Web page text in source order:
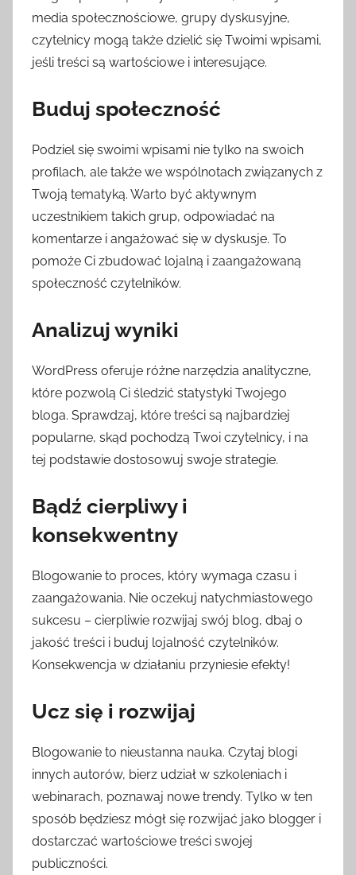
media społecznościowe, grupy dyskusyjne,
czytelnicy mogą także dzielić się Twoimi wpisami,
jeśli treści są wartościowe i interesujące.
Buduj społeczność
Podziel się swoimi wpisami nie tylko na swoich
profilach, ale także we wspólnotach związanych z
Twoją tematyką. Warto być aktywnym
uczestnikiem takich grup, odpowiadać na
komentarze i angażować się w dyskusje. To
pomoże Ci zbudować lojalną i zaangażowaną
społeczność czytelników.
Analizuj wyniki
WordPress oferuje różne narzędzia analityczne,
które pozwolą Ci śledzić statystyki Twojego
bloga. Sprawdzaj, które treści są najbardziej
popularne, skąd pochodzą Twoi czytelnicy, i na
tej podstawie dostosowuj swoje strategie.
Bądź cierpliwy i
konsekwentny
Blogowanie to proces, który wymaga czasu i
zaangażowania. Nie oczekuj natychmiastowego
sukcesu – cierpliwie rozwijaj swój blog, dbaj o
jakość treści i buduj lojalność czytelników.
Konsekwencja w działaniu przyniesie efekty!
Ucz się i rozwijaj
Blogowanie to nieustanna nauka. Czytaj blogi
innych autorów, bierz udział w szkoleniach i
webinarach, poznawaj nowe trendy. Tylko w ten
sposób będziesz mógł się rozwijać jako blogger i
dostarczać wartościowe treści swojej
publiczności.